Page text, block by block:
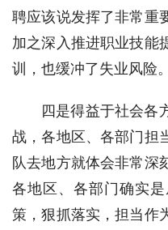
聘应该说发挥了非常重
加之深入推进职业技能
训，也缓冲了失业风险。
四是得益于社会各
战，各地区、各部门担
队去地方就体会非常深
各地区、各部门确实
策，狠抓落实，担当作